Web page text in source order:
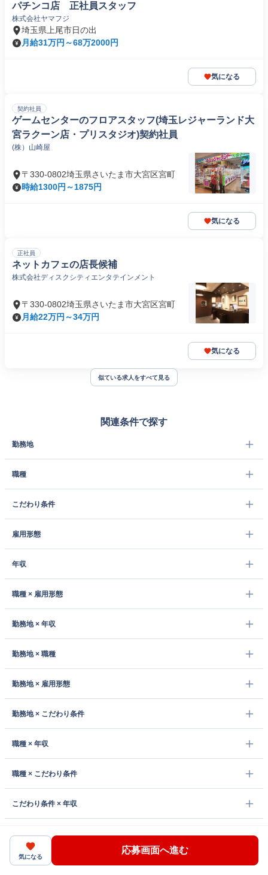
パチンコ店 正社員スタッフ
株式会社ヤマフジ
埼玉県上尾市日の出
月給31万円～68万2000円
気になる
契約社員
ゲームセンターのフロアスタッフ(埼玉レジャーランド大
宮ラクーン店・プリスタジオ)契約社員
(株）山崎屋
〒330-0802埼玉県さいたま市大宮区宮町
時給1300円～1875円
気になる
正社員
ネットカフェの店長候補
株式会社ディスクシティエンタテインメント
〒330-0802埼玉県さいたま市大宮区宮町
月給22万円～34万円
気になる
似ている求人をすべて見る
関連条件で探す
勤務地
職種
こだわり条件
雇用形態
年収
職種 × 雇用形態
勤務地 × 年収
勤務地 × 職種
勤務地 × 雇用形態
勤務地 × こだわり条件
職種 × 年収
職種 × こだわり条件
こだわり条件 × 年収
こだわり条件 × 雇用形態
雇用形態 × 年収
気になる
応募画面へ進む